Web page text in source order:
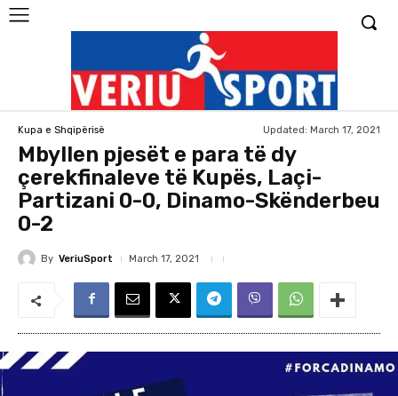
Kupa e Shqipërisë Updated: March 17, 2021
Mbyllen pjesët e para të dy
çerekfinaleve të Kupës, Laçi-
Partizani 0-0, Dinamo-Skënderbeu
0-2
By VeriuSport March 17, 2021